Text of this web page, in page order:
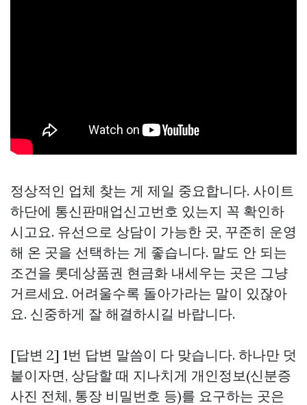
정상적인 업체 찾는 게 제일 중요합니다. 사이트
하단에 통신판매업신고번호 있는지 꼭 확인하
시고요. 유선으로 상담이 가능한 곳, 꾸준히 운영
해 온 곳을 선택하는 게 좋습니다. 말도 안 되는
조건을 롯데상품권 현금화 내세우는 곳은 그냥
거르세요. 어려울수록 돌아가라는 말이 있잖아
요. 신중하게 잘 해결하시길 바랍니다.
[답변 2] 1번 답변 말씀이 다 맞습니다. 하나만 덧
붙이자면, 상담할 때 지나치게 개인정보(신분증
사진 전체, 통장 비밀번호 등)를 요구하는 곳은